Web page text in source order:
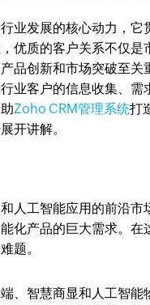
业发展的核心动力，
优质的客户关系不仅
品创新和市场突破至
业客户的信息收集、
Zoho CRM管理系统打
开讲解。
人工智能应用的前沿
化产品的巨大需求。
题。
、智慧商显和人工智